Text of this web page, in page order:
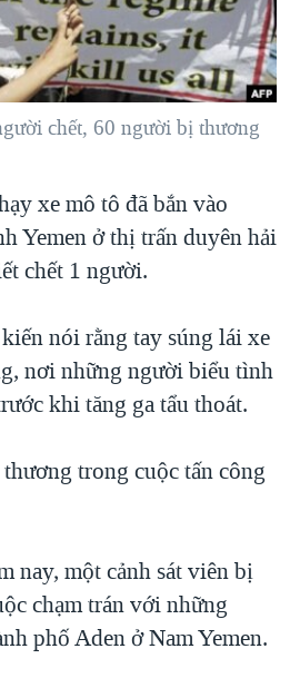
TẠI DẢI GAZA
ĐƯỜNG
HẠ 'BÊN THẮNG CUỘC'
VÀ NAY
AFGHANISTAN
Ở VIỆT NAM
KIM TẠI VIỆT NAM
PHỦ VIỆT NAM
VỌNG TỪ NÔNG THÔN MỸ
chết, 60 người bị thương
xe mô tô đã bắn vào
Yemen ở thị trấn duyên hải
chết 1 người.
nói rằng tay súng lái xe
nơi những người biểu tình
khi tăng ga tẩu thoát.
trong cuộc tấn công
nay, một cảnh sát viên bị
chạm trán với những
phố Aden ở Nam Yemen.